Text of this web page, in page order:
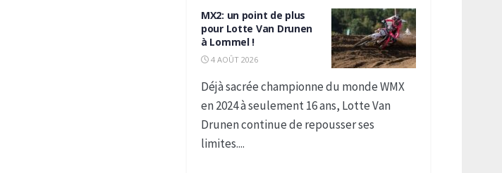
MX2: un point de plus
pour Lotte Van Drunen
à Lommel !
4 AOÛT 2026
Déjà sacrée championne du monde WMX
en 2024 à seulement 16 ans, Lotte Van
Drunen continue de repousser ses
limites....